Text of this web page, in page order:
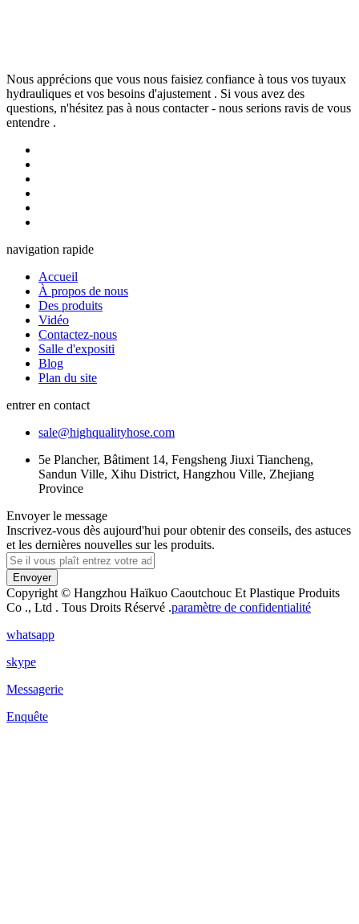
Nous apprécions que vous nous faisiez confiance à tous vos tuyaux
hydrauliques et vos besoins d'ajustement . Si vous avez des
questions, n'hésitez pas à nous contacter - nous serions ravis de vous
entendre .
navigation rapide
Accueil
À propos de nous
Des produits
Vidéo
Contactez-nous
Salle d'expositi
Blog
Plan du site
entrer en contact
sale@highqualityhose.com
5e Plancher, Bâtiment 14, Fengsheng Jiuxi Tiancheng,
Sandun Ville, Xihu District, Hangzhou Ville, Zhejiang
Province
Envoyer le message
Inscrivez-vous dès aujourd'hui pour obtenir des conseils, des astuces
et les dernières nouvelles sur les produits.
Envoyer
Copyright © Hangzhou Haïkuo Caoutchouc Et Plastique Produits
Co ., Ltd . Tous Droits Réservé .paramètre de confidentialité
whatsapp
skype
Messagerie
Enquête